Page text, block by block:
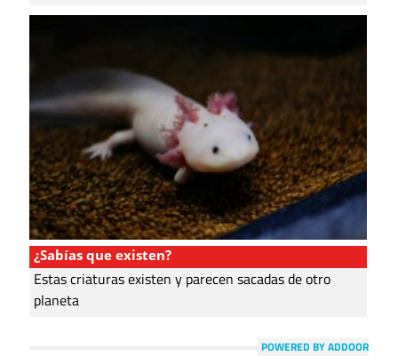
¿Sabías que existen?
Estas criaturas existen y parecen sacadas de otro
planeta
POWERED BY ADDOOR